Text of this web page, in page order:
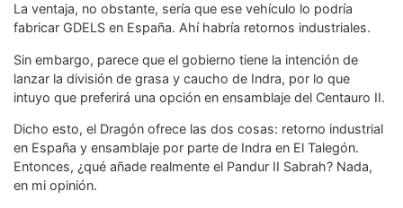
La ventaja, no obstante, sería que ese vehículo lo podría
fabricar GDELS en España. Ahí habría retornos industriales.
Sin embargo, parece que el gobierno tiene la intención de
lanzar la división de grasa y caucho de Indra, por lo que
intuyo que preferirá una opción en ensamblaje del Centauro II.
Dicho esto, el Dragón ofrece las dos cosas: retorno industrial
en España y ensamblaje por parte de Indra en El Talegón.
Entonces, ¿qué añade realmente el Pandur II Sabrah? Nada,
en mi opinión.